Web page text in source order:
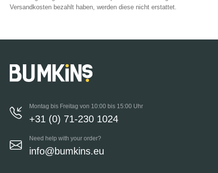
Versandkosten bezahlt haben, werden diese nicht erstattet.
Montag bis Freitag von 10:00 bis 15:00 Uhr
+31 (0) 71-230 1024
Need help with your order?
info@bumkins.eu